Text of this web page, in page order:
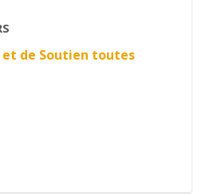
de Soutien toutes